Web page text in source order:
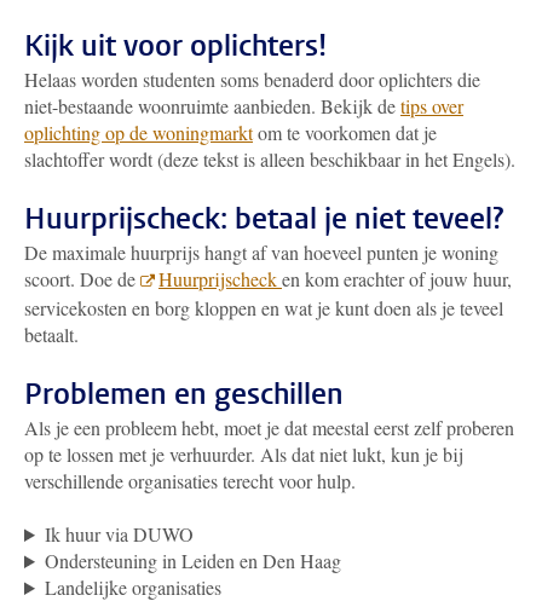
Kijk uit voor oplichters!
Helaas worden studenten soms benaderd door oplichters die
niet-bestaande woonruimte aanbieden. Bekijk detips over
oplichting op de woningmarktom te voorkomen dat je
slachtoffer wordt (deze tekst is alleen beschikbaar in het Engels).
Huurprijscheck: betaal je niet teveel?
De maximale huurprijs hangt af van hoeveel punten je woning
scoort. Doe de
Huurprijschecken kom erachter of jouw huur,
servicekosten en borg kloppen en wat je kunt doen als je teveel
betaalt.
Problemen en geschillen
Als je een probleem hebt, moet je dat meestal eerst zelf proberen
op te lossen met je verhuurder. Als dat niet lukt, kun je bij
verschillende organisaties terecht voor hulp.
Ik huur via DUWO
Ondersteuning in Leiden en Den Haag
Landelijke organisaties